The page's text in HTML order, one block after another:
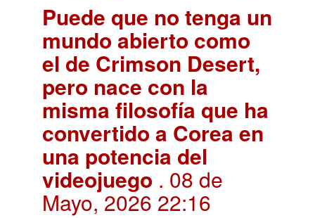
Puede que no tenga un
mundo abierto como
el de Crimson Desert,
pero nace con la
misma filosofía que ha
convertido a Corea en
una potencia del
videojuego . 08 de
Mayo, 2026 22:16